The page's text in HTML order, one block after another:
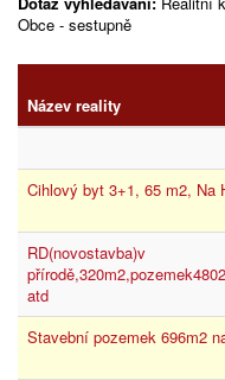
Obce - sestupně
Název reality
Cihlový byt 3+1, 65 m2, Na
RD(novostavba)v
atd
Stavební pozemek 696m2